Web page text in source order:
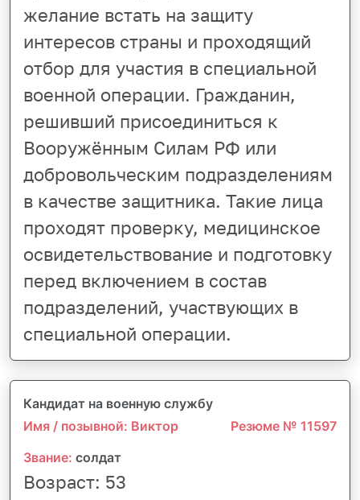
желание встать на защиту
интересов страны и проходящий
отбор для участия в специальной
военной операции. Гражданин,
решивший присоединиться к
Вооружённым Силам РФ или
добровольческим подразделениям
в качестве защитника. Такие лица
проходят проверку, медицинское
освидетельствование и подготовку
перед включением в состав
подразделений, участвующих в
специальной операции.
Кандидат на военную службу
Имя / позывной: Виктор
Резюме № 11597
Звание: солдат
Возраст: 53